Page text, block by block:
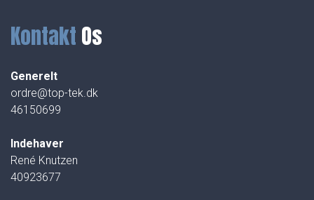
Kontakt Os
Generelt
ordre@top-tek.dk
46150699
Indehaver
René Knutzen
40923677